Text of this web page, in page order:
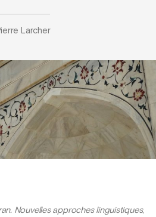
Larcher
Nouvelles approches linguistiques,